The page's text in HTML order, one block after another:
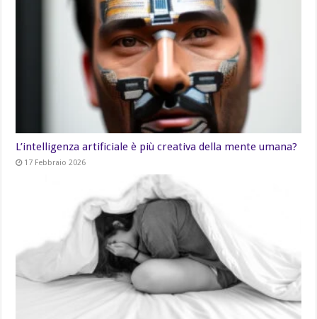
L’intelligenza artificiale è più creativa della mente umana?
17 Febbraio 2026